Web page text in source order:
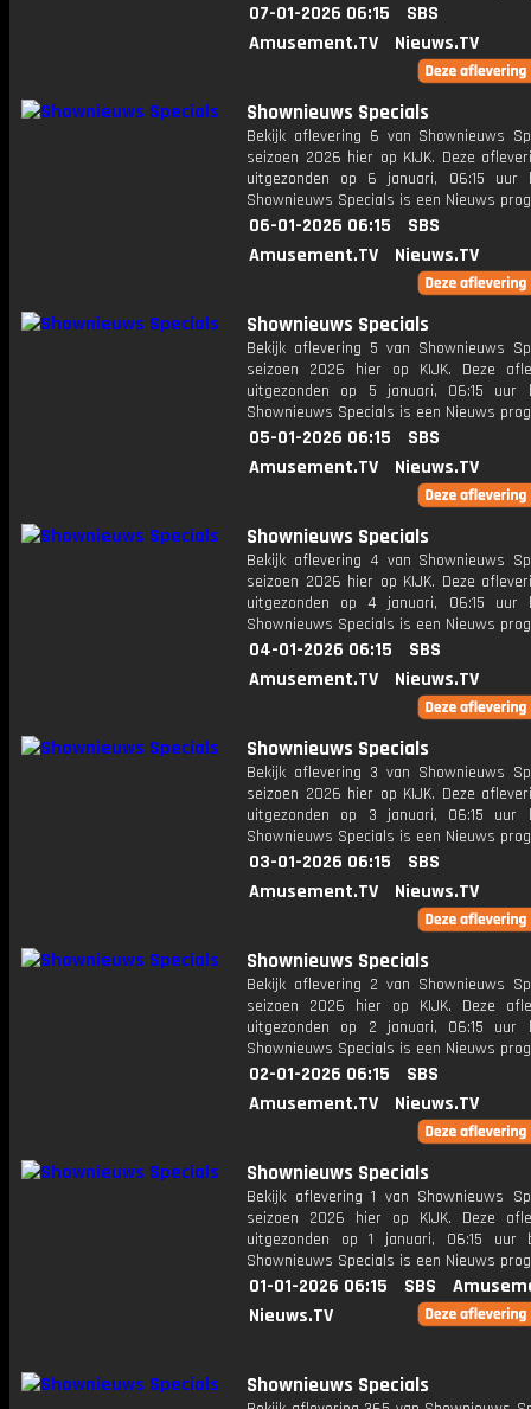
07-01-2026 06:15
SBS
Amusement.TV
Nieuws.TV
Shownieuws Specials
Bekijk aflevering 6 van Shownieuws
seizoen 2026 hier op KIJK. Deze
uitgezonden op 6 januari, 06:15 uur
Shownieuws Specials is een Nieuws
06-01-2026 06:15
SBS
Amusement.TV
Nieuws.TV
Shownieuws Specials
Bekijk aflevering 5 van Shownieuws
seizoen 2026 hier op KIJK. Deze
uitgezonden op 5 januari, 06:15 uur
Shownieuws Specials is een Nieuws
05-01-2026 06:15
SBS
Amusement.TV
Nieuws.TV
Shownieuws Specials
Bekijk aflevering 4 van Shownieuws
seizoen 2026 hier op KIJK. Deze
uitgezonden op 4 januari, 06:15 uur
Shownieuws Specials is een Nieuws
04-01-2026 06:15
SBS
Amusement.TV
Nieuws.TV
Shownieuws Specials
Bekijk aflevering 3 van Shownieuws
seizoen 2026 hier op KIJK. Deze
uitgezonden op 3 januari, 06:15 uur
Shownieuws Specials is een Nieuws
03-01-2026 06:15
SBS
Amusement.TV
Nieuws.TV
Shownieuws Specials
Bekijk aflevering 2 van Shownieuws
seizoen 2026 hier op KIJK. Deze
uitgezonden op 2 januari, 06:15 uur
Shownieuws Specials is een Nieuws
02-01-2026 06:15
SBS
Amusement.TV
Nieuws.TV
Shownieuws Specials
Bekijk aflevering 1 van Shownieuws
seizoen 2026 hier op KIJK. Deze
uitgezonden op 1 januari, 06:15 uur
Shownieuws Specials is een Nieuws
01-01-2026 06:15 SBS
Nieuws.TV
Shownieuws Specials